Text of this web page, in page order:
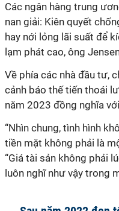
Các ngân hàng trung
nan giải: Kiên quyết
hay nới lỏng lãi suất để
lạm phát cao, ông
Về phía các nhà đầu tư,
cảnh báo thế tiến thoái
năm 2023 đồng nghĩa
“Nhìn chung, tình hình
tiền mặt không phải là
“Giá tài sản không phải
luôn nghĩ như vậy trong